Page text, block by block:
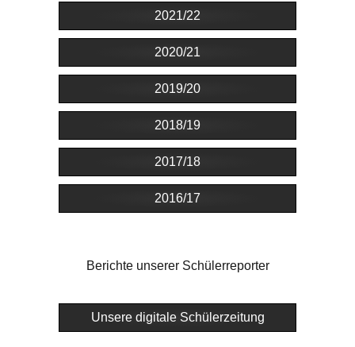
2021/22
2020/21
2019/20
2018/19
2017/18
2016/17
Berichte unserer Schülerreporter
Unsere digitale Schülerzeitung